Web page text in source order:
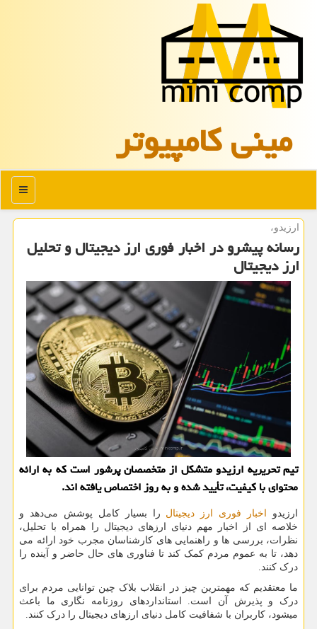
مینی كامپیوتر
منو
ارزیدو،
رسانه پیشرو در اخبار فوری ارز دیجیتال و تحلیل
ارز دیجیتال
تیم تحریریه ارزیدو متشکل از متخصصان پرشور است که به ارائه
محتوای با کیفیت، تأیید شده و به روز اختصاص یافته اند.
ارزیدو اخبار فوری ارز دیجیتال را بسیار کامل پوشش می‌دهد و
خلاصه ای از اخبار مهم دنیای ارزهای دیجیتال را همراه با تحلیل،
نظرات، بررسی ها و راهنمایی های کارشناسان مجرب خود ارائه می
دهد، تا به عموم مردم کمک کند تا فناوری های حال حاضر و آینده را
درک کنند.
ما معتقدیم که مهمترین چیز در انقلاب بلاک چین توانایی مردم برای
درک و پذیرش آن است. استانداردهای روزنامه نگاری ما باعث
میشود، کاربران با شفافیت کامل دنیای ارزهای دیجیتال را درک کنند.